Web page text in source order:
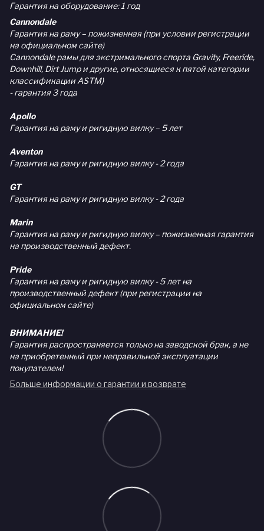
Гарантия на оборудование: 1 год
Cannondale
Гарантия на раму – пожизненная (при условии регистрации
на официальном сайте)
Cannondale рамы для экстримального спорта Gravity, Freeride,
Downhill, Dirt Jump и другие, относящиеся к пятой категории
классификации ASTM)
- гарантия 3 года
Apollo
Гарантия на раму и ригидную вилку – 5 лет
Aventon
Гарантия на раму и ригидную вилку - 2 года
GT
Гарантия на раму и ригидную вилку - 2 года
Marin
Гарантия на раму и ригидную вилку – пожизненная гарантия
на производственный дефект.
Pride
Гарантия на раму и ригидную вилку - 5 лет на
производственный дефект (при регистрации на
официальном сайте)
ВНИМАНИЕ!
Гарантия распространяется только на заводской брак, а не
на приобретенный при неправильной эксплуатации
покупателем!
Больше информации о гарантии и возврате